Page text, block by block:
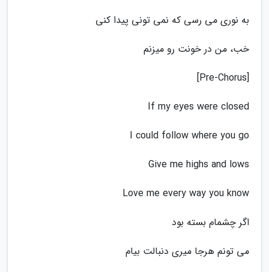
به نوری می رسی که نمی تونی پیدا کنی
خب، من در خونت رو میزنم
[Pre-Chorus]
If my eyes were closed
I could follow where you go
Give me highs and lows
Love me every way you know
اگر چشمام بسته بود
می تونم هرجا میری دنبالت بیام